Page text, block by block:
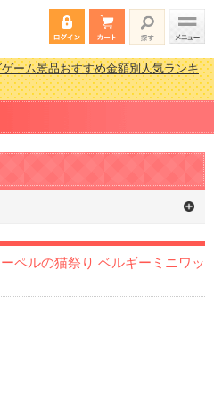
ーム景品おすすめ金額別人気ランキ
ンペ景品 3000円未満［2000円～
…
二次会で貰って嬉しい景品とは？ 更
ラ…
ペルの猫祭り ベルギーミニワッ